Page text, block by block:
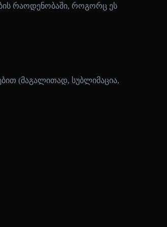
რაოდენობაში, როგორც ეს
(მაგალითად, სუბლიმაცია,